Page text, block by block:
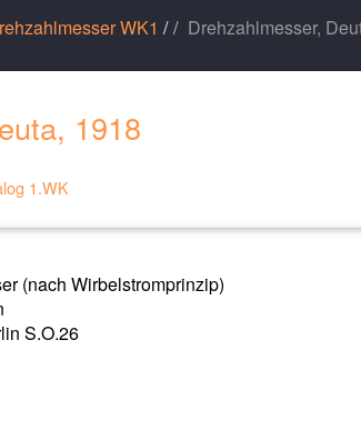
WK1 / Drehzahlmesser,
1918
1.WK
(nach Wirbelstromprinzip)
S.O.26